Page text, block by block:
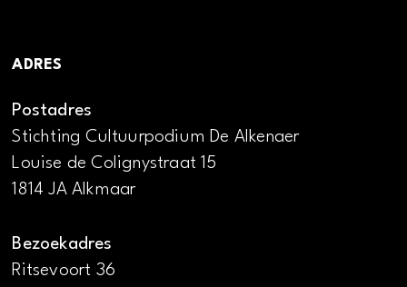
ADRES
Postadres
Stichting Cultuurpodium De Alkenaer
Louise de Colignystraat 15
1814 JA Alkmaar
Bezoekadres
Ritsevoort 36